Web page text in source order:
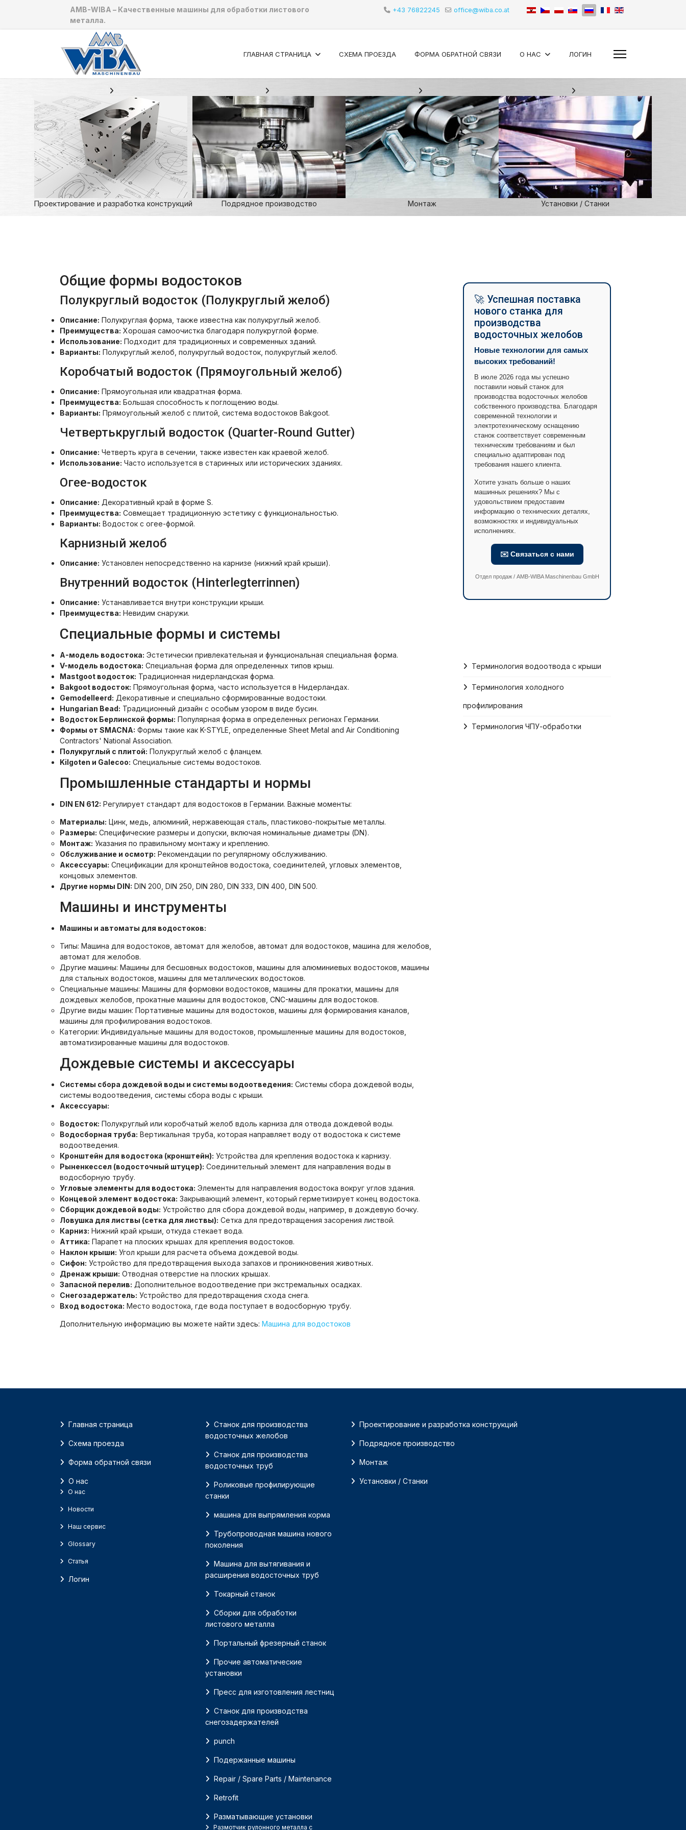
AMB-WIBA – Качественные машины для обработки листового
металла.
+43 76822245 office@wiba.co.at
ГЛАВНАЯ СТРАНИЦА СХЕМА ПРОЕЗДА ФОРМА ОБРАТНОЙ СВЯЗИ О НАС ЛОГИН
Проектирование и разработка конструкций Подрядное производство Монтаж Установки / Станки
Общие формы водостоков
Полукруглый водосток (Полукруглый желоб)
Описание: Полукруглая форма, также известна как полукруглый желоб.
Преимущества: Хорошая самоочистка благодаря полукруглой форме.
Использование: Подходит для традиционных и современных зданий.
Варианты: Полукруглый желоб, полукруглый водосток, полукруглый желоб.
Коробчатый водосток (Прямоугольный желоб)
Описание: Прямоугольная или квадратная форма.
Преимущества: Большая способность к поглощению воды.
Варианты: Прямоугольный желоб с плитой, система водостоков Bakgoot.
Четвертькруглый водосток (Quarter-Round Gutter)
Описание: Четверть круга в сечении, также известен как краевой желоб.
Использование: Часто используется в старинных или исторических зданиях.
Огее-водосток
Описание: Декоративный край в форме S.
Преимущества: Совмещает традиционную эстетику с функциональностью.
Варианты: Водосток с огее-формой.
Карнизный желоб
Описание: Установлен непосредственно на карнизе (нижний край крыши).
Внутренний водосток (Hinterlegterrinnen)
Описание: Устанавливается внутри конструкции крыши.
Преимущества: Невидим снаружи.
Специальные формы и системы
A-модель водостока: Эстетически привлекательная и функциональная специальная форма.
V-модель водостока: Специальная форма для определенных типов крыш.
Mastgoot водосток: Традиционная нидерландская форма.
Bakgoot водосток: Прямоугольная форма, часто используется в Нидерландах.
Gemodelleerd: Декоративные и специально сформированные водостоки.
Hungarian Bead: Традиционный дизайн с особым узором в виде бусин.
Водосток Берлинской формы: Популярная форма в определенных регионах Германии.
Формы от SMACNA: Формы такие как K-STYLE, определенные Sheet Metal and Air Conditioning
Contractors' National Association.
Полукруглый с плитой: Полукруглый желоб с фланцем.
Kilgoten и Galecoo: Специальные системы водостоков.
Промышленные стандарты и нормы
DIN EN 612: Регулирует стандарт для водостоков в Германии. Важные моменты:
Материалы: Цинк, медь, алюминий, нержавеющая сталь, пластиково-покрытые металлы.
Размеры: Специфические размеры и допуски, включая номинальные диаметры (DN).
Монтаж: Указания по правильному монтажу и креплению.
Обслуживание и осмотр: Рекомендации по регулярному обслуживанию.
Аксессуары: Спецификации для кронштейнов водостока, соединителей, угловых элементов,
концовых элементов.
Другие нормы DIN: DIN 200, DIN 250, DIN 280, DIN 333, DIN 400, DIN 500.
Машины и инструменты
Машины и автоматы для водостоков:
Типы: Машина для водостоков, автомат для желобов, автомат для водостоков, машина для желобов,
автомат для желобов.
Другие машины: Машины для бесшовных водостоков, машины для алюминиевых водостоков, машины
для стальных водостоков, машины для металлических водостоков.
Специальные машины: Машины для формовки водостоков, машины для прокатки, машины для
дождевых желобов, прокатные машины для водостоков, CNC-машины для водостоков.
Другие виды машин: Портативные машины для водостоков, машины для формирования каналов,
машины для профилирования водостоков.
Категории: Индивидуальные машины для водостоков, промышленные машины для водостоков,
автоматизированные машины для водостоков.
Дождевые системы и аксессуары
Системы сбора дождевой воды и системы водоотведения: Системы сбора дождевой воды,
системы водоотведения, системы сбора воды с крыши.
Аксессуары:
Водосток: Полукруглый или коробчатый желоб вдоль карниза для отвода дождевой воды.
Водосборная труба: Вертикальная труба, которая направляет воду от водостока к системе
водоотведения.
Кронштейн для водостока (кронштейн): Устройства для крепления водостока к карнизу.
Рыненкессел (водосточный штуцер): Соединительный элемент для направления воды в
водосборную трубу.
Угловые элементы для водостока: Элементы для направления водостока вокруг углов здания.
Концевой элемент водостока: Закрывающий элемент, который герметизирует конец водостока.
Сборщик дождевой воды: Устройство для сбора дождевой воды, например, в дождевую бочку.
Ловушка для листвы (сетка для листвы): Сетка для предотвращения засорения листвой.
Карниз: Нижний край крыши, откуда стекает вода.
Аттика: Парапет на плоских крышах для крепления водостоков.
Наклон крыши: Угол крыши для расчета объема дождевой воды.
Сифон: Устройство для предотвращения выхода запахов и проникновения животных.
Дренаж крыши: Отводная отверстие на плоских крышах.
Запасной перелив: Дополнительное водоотведение при экстремальных осадках.
Снегозадержатель: Устройство для предотвращения схода снега.
Вход водостока: Место водостока, где вода поступает в водосборную трубу.
Дополнительную информацию вы можете найти здесь: Машина для водостоков
🚀 Успешная поставка
нового станка для
производства
водосточных желобов
Новые технологии для самых
высоких требований!
В июле 2026 года мы успешно
поставили новый станок для
производства водосточных желобов
собственного производства. Благодаря
современной технологии и
электротехническому оснащению
станок соответствует современным
техническим требованиям и был
специально адаптирован под
требования нашего клиента.
Хотите узнать больше о наших
машинных решениях? Мы с
удовольствием предоставим
информацию о технических деталях,
возможностях и индивидуальных
исполнениях.
✉️ Связаться с нами
Отдел продаж / AMB-WIBA Maschinenbau GmbH
Терминология водоотвода с крыши
Терминология холодного
профилирования
Терминология ЧПУ-обработки
Главная страница
Схема проезда
Форма обратной связи
О нас
О нас
Новости
Наш сервис
Glossary
Статья
Логин
Станок для производства
водосточных желобов
Станок для производства
водосточных труб
Роликовые профилирующие
станки
машина для выпрямления корма
Трубопроводная машина нового
поколения
Машина для вытягивания и
расширения водосточных труб
Токарный станок
Сборки для обработки
листового металла
Портальный фрезерный станок
Прочие автоматические
установки
Пресс для изготовления лестниц
Станок для производства
снегозадержателей
punch
Подержанные машины
Repair / Spare Parts / Maintenance
Retrofit
Разматывающие установки
Размотчик рулонного металла с
Проектирование и разработка конструкций
Подрядное производство
Монтаж
Установки / Станки